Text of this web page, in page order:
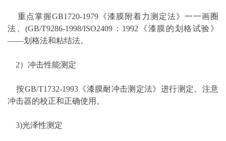
重点掌握GB1720-1979《漆膜附着力测定法》一一画圈
法、(GB/T9286-1998/ISO2409：1992《漆膜的划格试验》
——划格法和粘结法。
2）冲击性能测定
按GB/T1732-1993《漆膜耐冲击测定法》进行测定。注意
冲击器的校正和正确使用。
3)光泽性测定